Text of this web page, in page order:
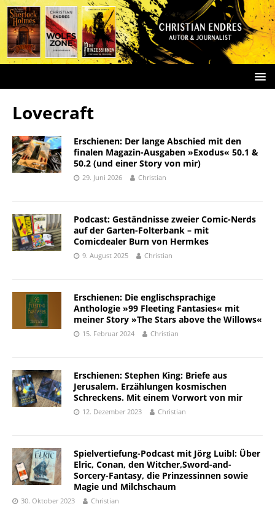
Lovecraft
Erschienen: Der lange Abschied mit den
finalen Magazin-Ausgaben »Exodus« 50.1 &
50.2 (und einer Story von mir)
29. Juni 2026 Christian
Podcast: Geständnisse zweier Comic-Nerds
auf der Garten-Folterbank – mit
Comicdealer Burn von Hermkes
9. August 2025 Christian
Erschienen: Die englischsprachige
Anthologie »99 Fleeting Fantasies« mit
meiner Story »The Stars above the Willows«
15. Februar 2024 Christian
Erschienen: Stephen King: Briefe aus
Jerusalem. Erzählungen kosmischen
Schreckens. Mit einem Vorwort von mir
12. Dezember 2023 Christian
Spielvertiefung-Podcast mit Jörg Luibl: Über
Elric, Conan, den Witcher,Sword-and-
Sorcery-Fantasy, die Prinzessinnen sowie
Magie und Milchschaum
30. Oktober 2023 Christian